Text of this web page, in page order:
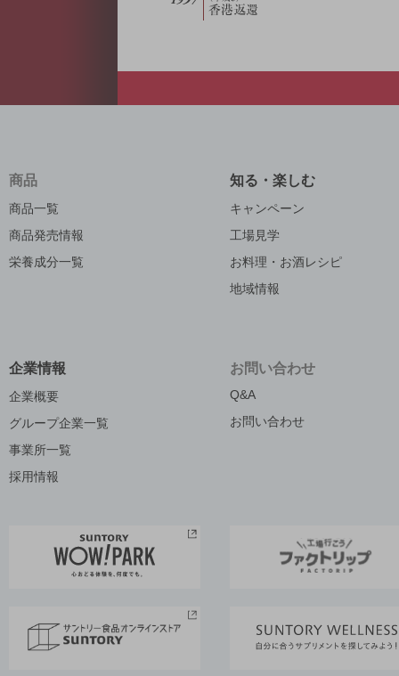
商品
商品一覧
商品発売情報
栄養成分一覧
知る・楽しむ
キャンペーン
工場見学
お料理・お酒レシピ
地域情報
企業情報
企業概要
グループ企業一覧
事業所一覧
採用情報
お問い合わせ
Q&A
お問い合わせ